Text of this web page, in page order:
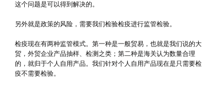
这个问题是可以得到解决的。
另外就是政策的风险，需要我们检验检疫进行监管检验。
检疫现在有两种监管模式。第一种是一般贸易，也就是我们说的大
贸，外贸企业产品抽样、检测之类；第二种是海关认为数量合理
的，就归于个人自用产品。我们针对个人自用产品现在是只需要检
疫不需要检验。